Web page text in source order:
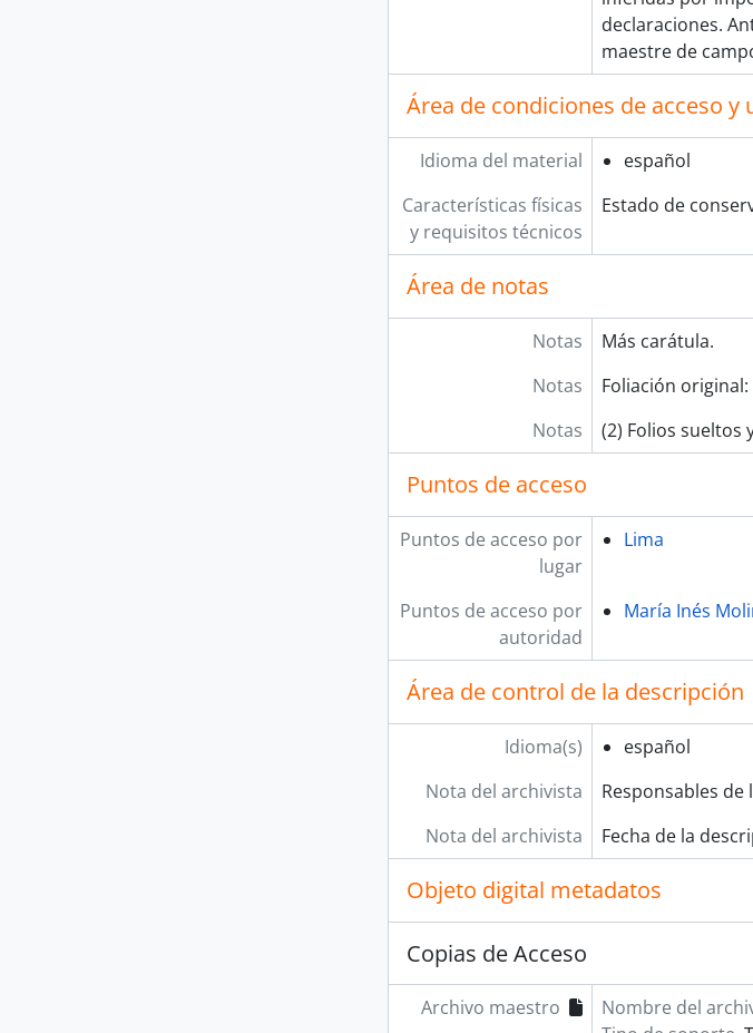
[Fondo] TRIBUNAL DE MINERÍA
[Fondo] CORTE SUPERIOR DE
[Fondo] MINISTERIO DE
[Fondo] MINISTERIO DE
[Fondo] COMISIÓN NACIONAL
[Fondo] ARCHIVO AGRARIO
[Agrupación documental] FONDOS
[Agrupación documental]
[Agrupación documental]
declaraciones.
maestre de
Área de condiciones de acceso y
Idioma del material
español
Características físicas
y requisitos técnicos
Estado de
Área de notas
Notas
Más carátula.
Notas
Foliación original:
Notas
(2) Folios sueltos
Puntos de acceso
Puntos de acceso por
lugar
Lima
Puntos de acceso por
autoridad
María Inés
Área de control de la descripción
Idioma(s)
español
Nota del archivista
Responsables de
Nota del archivista
Fecha de la
Objeto digital metadatos
Copias de Acceso
Archivo maestro Nombre del